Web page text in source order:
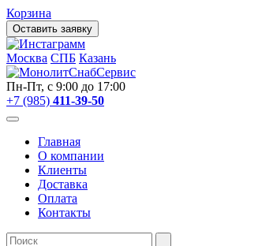
Корзина
Оставить заявку
Москва СПБ Казань
Пн-Пт, с 9:00 до 17:00
+7 (985) 411-39-50
Главная
О компании
Клиенты
Доставка
Оплата
Контакты